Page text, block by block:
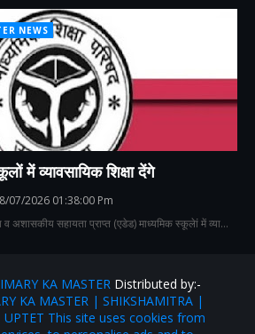
NEWS
में व्यावसायिक शिक्षा देंगे
8/07/2026 01:38:00 Pm
सहायता प्राप्त (एडेड) माध्यमिक स्कूलेां में व्या…
KA MASTER Distributed by:-
KA MASTER | SHIKSHAMITRA |
This site uses cookies from